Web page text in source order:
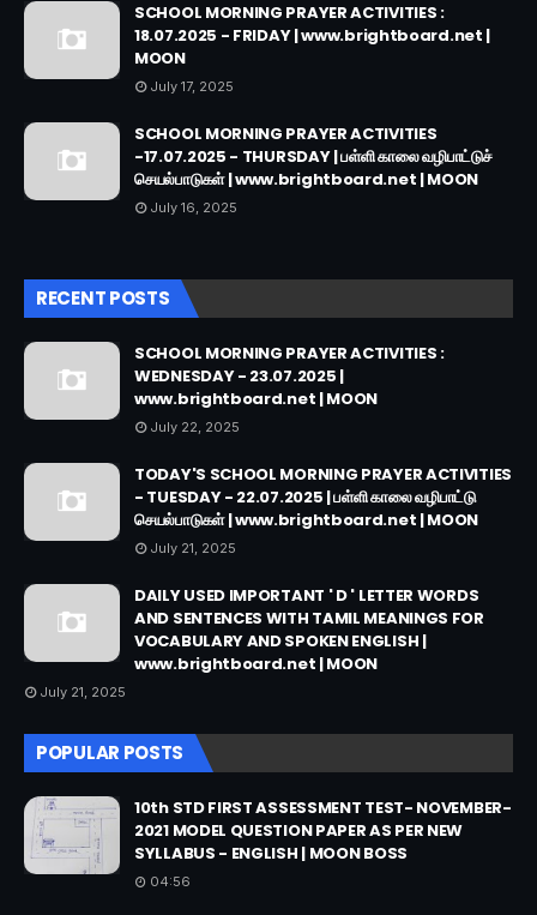
SCHOOL MORNING PRAYER ACTIVITIES :
18.07.2025 - FRIDAY | www.brightboard.net |
MOON
July 17, 2025
SCHOOL MORNING PRAYER ACTIVITIES
-17.07.2025 - THURSDAY | பள்ளி காலை வழிபாட்டுச்
செயல்பாடுகள் | www.brightboard.net | MOON
July 16, 2025
RECENT POSTS
SCHOOL MORNING PRAYER ACTIVITIES :
WEDNESDAY - 23.07.2025 |
www.brightboard.net | MOON
July 22, 2025
TODAY'S SCHOOL MORNING PRAYER ACTIVITIES
- TUESDAY - 22.07.2025 | பள்ளி காலை வழிபாட்டு
செயல்பாடுகள் | www.brightboard.net | MOON
July 21, 2025
DAILY USED IMPORTANT ' D ' LETTER WORDS
AND SENTENCES WITH TAMIL MEANINGS FOR
VOCABULARY AND SPOKEN ENGLISH |
www.brightboard.net | MOON
July 21, 2025
POPULAR POSTS
10th STD FIRST ASSESSMENT TEST- NOVEMBER-
2021 MODEL QUESTION PAPER AS PER NEW
SYLLABUS - ENGLISH | MOON BOSS
04:56